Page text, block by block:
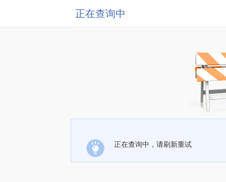
正在查询中
正在查询中，请刷新重试